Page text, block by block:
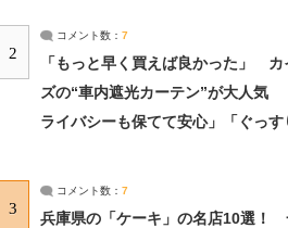
2
コメント数： 7
「もっと早く買えば良かった」 カ
ズの“車内遮光カーテン”が大人気
ライバシーも保てて安心」「ぐっす
3
コメント数： 7
兵庫県の「ケーキ」の名店10選！